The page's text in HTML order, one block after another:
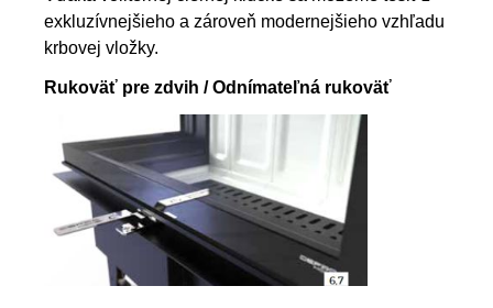
exkluzívnejšieho a zároveň modernejšieho vzhľadu
krbovej vložky.
Rukoväť pre zdvih / Odnímateľná rukoväť